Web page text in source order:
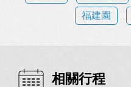
福建園
相關行程